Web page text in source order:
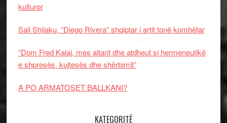
kulturor
Sali Shijaku, “Diego Rivera” shqiptar i artit tonë kombëtar
“Dom Fred Kalaj, mes altarit dhe atdheut si hermeneutikë
e shpresës, kujtesës dhe shërbimit”
A PO ARMATOSET BALLKANI?
KATEGORITË